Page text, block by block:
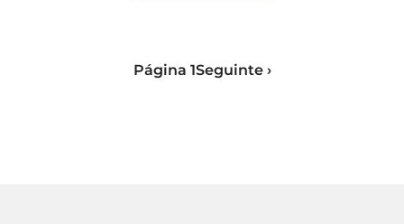
Página 1Seguinte ›